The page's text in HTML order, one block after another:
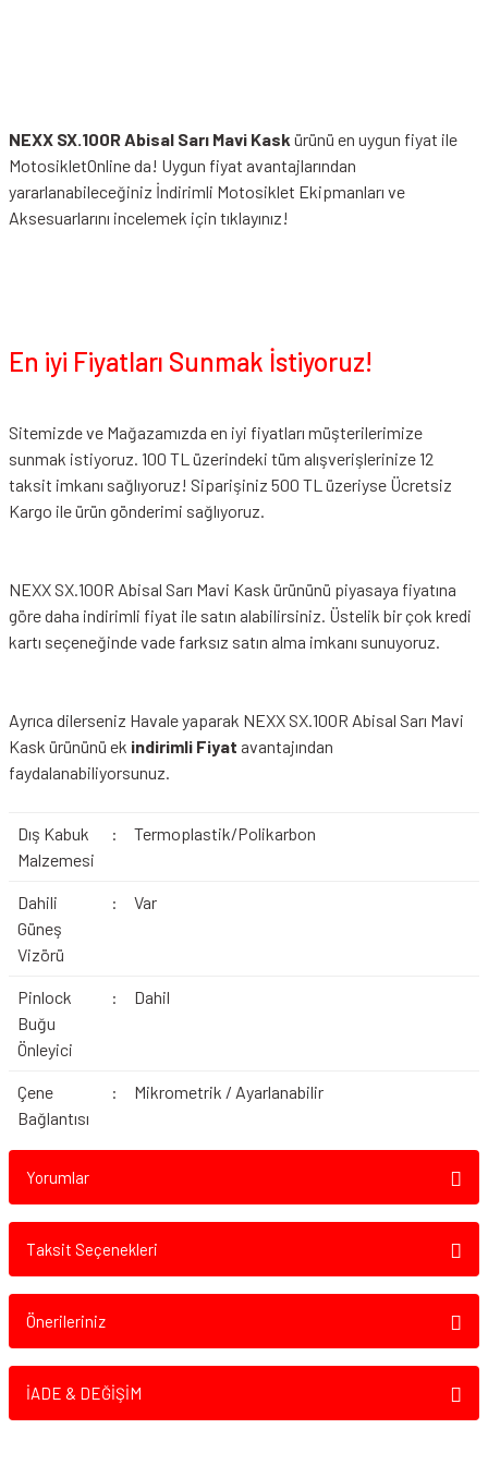
NEXX SX.100R Abisal Sarı Mavi Kask ürünü en uygun fiyat ile
MotosikletOnline da! Uygun fiyat avantajlarından
yararlanabileceğiniz İndirimli Motosiklet Ekipmanları ve
Aksesuarlarını incelemek için tıklayınız!
En iyi Fiyatları Sunmak İstiyoruz!
Sitemizde ve Mağazamızda en iyi fiyatları müşterilerimize
sunmak istiyoruz. 100 TL üzerindeki tüm alışverişlerinize 12
taksit imkanı sağlıyoruz! Siparişiniz 500 TL üzeriyse Ücretsiz
Kargo ile ürün gönderimi sağlıyoruz.
NEXX SX.100R Abisal Sarı Mavi Kask ürününü piyasaya fiyatına
göre daha indirimli fiyat ile satın alabilirsiniz. Üstelik bir çok kredi
kartı seçeneğinde vade farksız satın alma imkanı sunuyoruz.
Ayrıca dilerseniz Havale yaparak NEXX SX.100R Abisal Sarı Mavi
Kask ürününü ek indirimli Fiyat avantajından
faydalanabiliyorsunuz.
Dış Kabuk
Malzemesi
: Termoplastik/Polikarbon
Dahili
Güneş
Vizörü
: Var
Pinlock
Buğu
Önleyici
: Dahil
Çene
Bağlantısı
: Mikrometrik / Ayarlanabilir
Yorumlar
Taksit Seçenekleri
Önerileriniz
Bu ürünün fiyat bilgisi, resim, ürün açıklamalarında ve diğer konularda
yetersiz gördüğünüz noktaları öneri formunu kullanarak tarafımıza
İADE & DEĞİŞİM